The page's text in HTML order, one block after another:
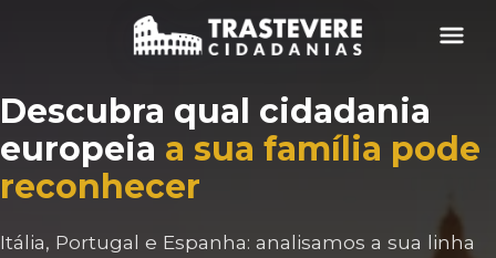
Menu
Descubra qual cidadania
europeia a sua família pode
reconhecer
Itália, Portugal e Espanha: analisamos a sua linha